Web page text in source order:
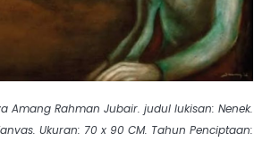
Amang Rahman Jubair. judul lukisan: Nenek.
Ukuran: 70 x 90 CM. Tahun Penciptaan: